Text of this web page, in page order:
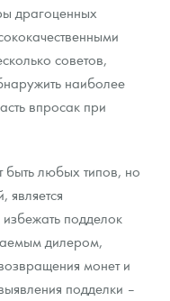
данных
драгоценных
советов,
наиболее
впросак при
быть любых типов, но
является
подделок
дилером,
монет и
подделки –